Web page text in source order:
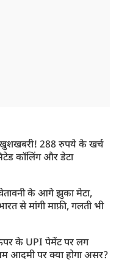
288 रुपये के खर्च
कॉलिंग और डेटा
के आगे झुका मेटा,
से मांगी माफ़ी, गलती भी
के UPI पेमेंट पर लग
आदमी पर क्या होगा असर?